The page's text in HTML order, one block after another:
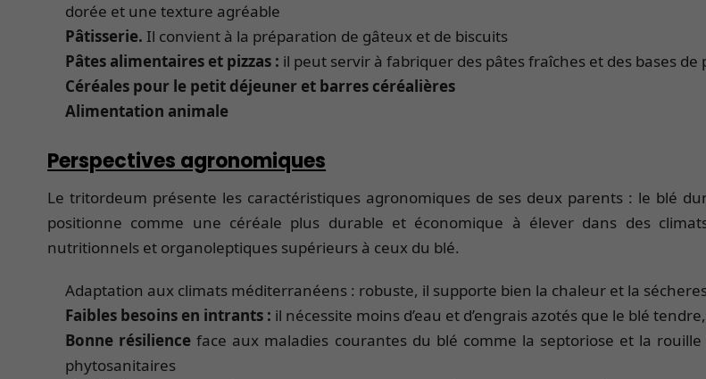
dorée et une texture agréable
Pâtisserie.Il convient à la préparation de gâteux et de biscuits
Pâtes alimentaires et pizzas : il peut servir à fabriquer des pâtes fraîches et des bases de
Céréales pour le petit déjeuner et barres céréalières
Alimentation animale
Perspectives agronomiques
Le tritordeum présente les caractéristiques agronomiques de ses deux parents : le blé
positionne comme une céréale plus durable et économique à élever dans des
nutritionnels et organoleptiques supérieurs à ceux du blé.
Adaptation aux climats méditerranéens : robuste, il supporte bien la chaleur et la
Faibles besoins en intrants : il nécessite moins d’eau et d’engrais azotés que le blé
Bonne résilienceface aux maladies courantes du blé comme la septoriose et la
phytosanitaires